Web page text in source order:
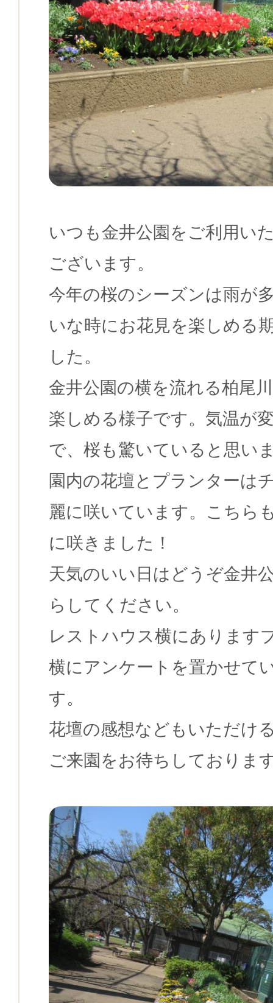
いつも金井公園をご利用い
ございます。
今年の桜のシーズンは雨が
いな時にお花見を楽しめる
した。
金井公園の横を流れる柏尾
楽しめる様子です。気温が
で、桜も驚いていると思い
園内の花壇とプランターは
麗に咲いています。こちら
に咲きました！
天気のいい日はどうぞ金井
らしてください。
レストハウス横にあります
横にアンケートを置かせて
す。
花壇の感想などもいただけ
ご来園をお待ちしておりま